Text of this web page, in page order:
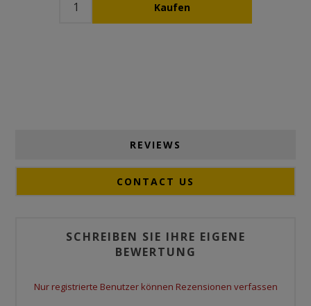
REVIEWS
CONTACT US
SCHREIBEN SIE IHRE EIGENE
BEWERTUNG
Nur registrierte Benutzer können Rezensionen verfassen